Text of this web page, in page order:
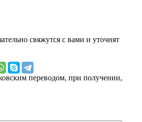
свяжутся с вами и уточнят
переводом, при получении,